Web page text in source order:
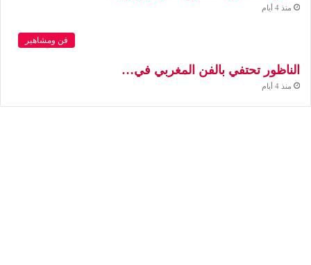
منذ 4 أيام
فن ومشاهير
الناظور تحتفي بالفن المغربي في…
منذ 4 أيام